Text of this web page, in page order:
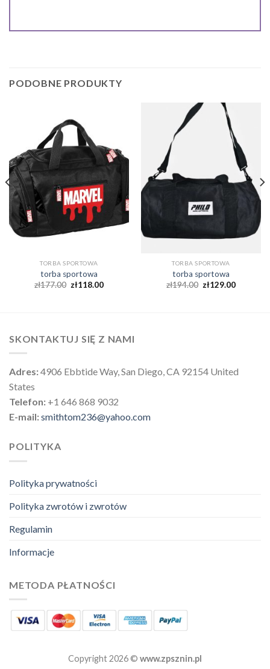
PODOBNE PRODUKTY
TORBA SPORTOWA
torba sportowa
zł177.00 zł118.00
TORBA SPORTOWA
torba sportowa
zł194.00 zł129.00
SKONTAKTUJ SIĘ Z NAMI
Adres:4906 Ebbtide Way, San Diego, CA 92154 United
States
Telefon: +1 646 868 9032
E-mail:smithtom236@yahoo.com
POLITYKA
Polityka prywatności
Polityka zwrotów i zwrotów
Regulamin
Informacje
METODA PŁATNOŚCI
Copyright 2026 © www.zpsznin.pl